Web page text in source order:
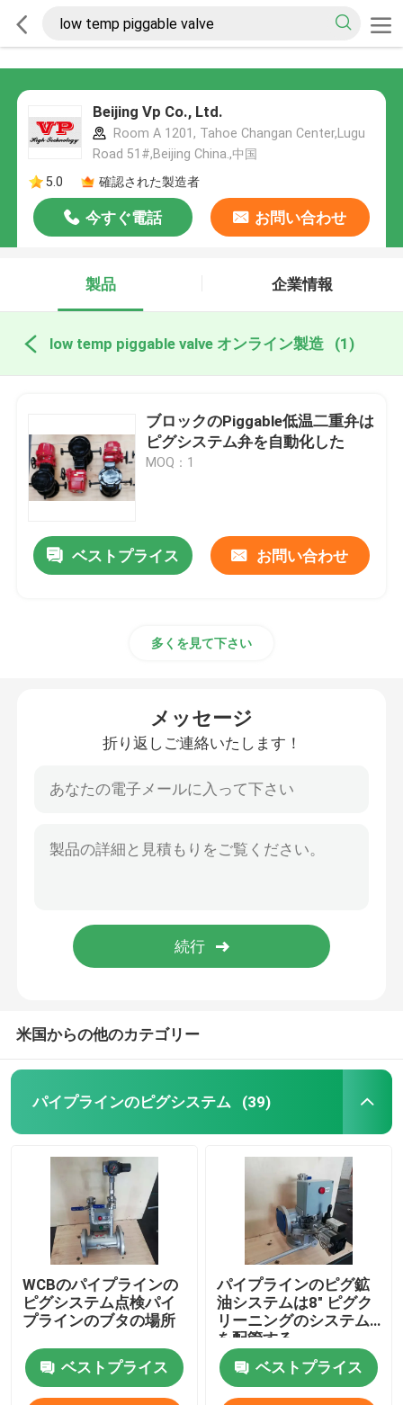
Beijing Vp Co., Ltd.
Room A 1201, Tahoe Changan Center,Lugu
Road 51#,Beijing China.,中国
5.0
確認された製造者
今すぐ電話 お問い合わせ
製品 企業情報
low temp piggable valve オンライン製造 (1)
ブロックのPiggable低温二重弁は
ピグシステム弁を自動化した
MOQ：1
ベストプライス お問い合わせ
多くを見て下さい
メッセージ
折り返しご連絡いたします！
米国からの他のカテゴリー
パイプラインのピグシステム (39)
WCBのパイプラインの
ピグシステム点検パイ
プラインのブタの場所
ベストプライス
パイプラインのピグ鉱
油システムは8" ピグク
リーニングのシステム
を配管する
ベストプライス